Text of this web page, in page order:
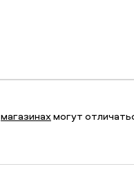
магазинахмогут